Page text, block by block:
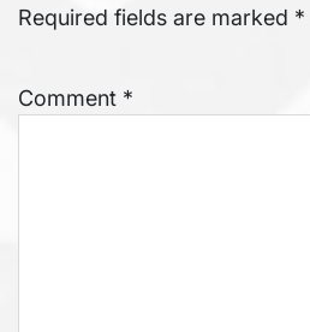
Required fields are marked *
Comment *